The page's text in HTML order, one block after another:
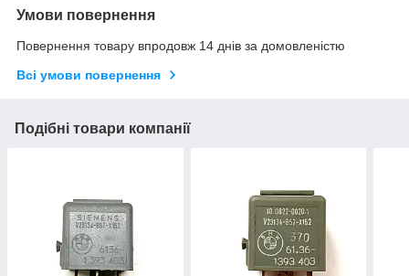
Умови повернення
Повернення товару впродовж 14 днів за домовленістю
Всі умови повернення
Подібні товари компанії